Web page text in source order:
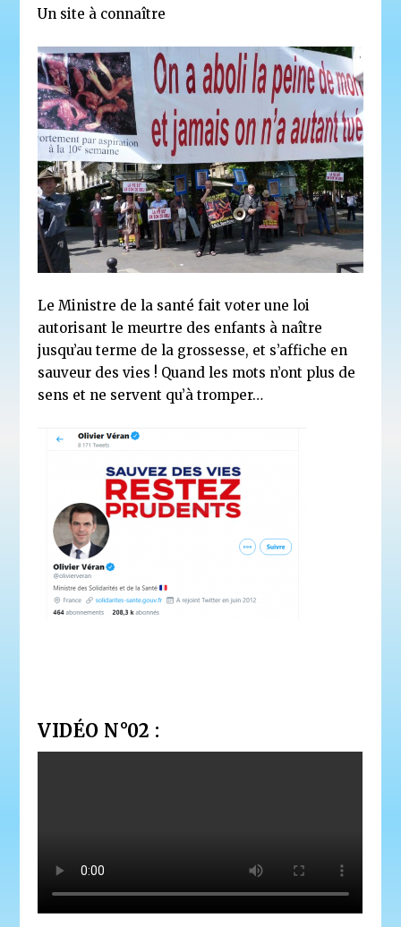
Un site à connaître
Le Ministre de la santé fait voter une loi
autorisant le meurtre des enfants à naître
jusqu’au terme de la grossesse, et s’affiche en
sauveur des vies ! Quand les mots n’ont plus de
sens et ne servent qu’à tromper…
VIDÉO N°02 :